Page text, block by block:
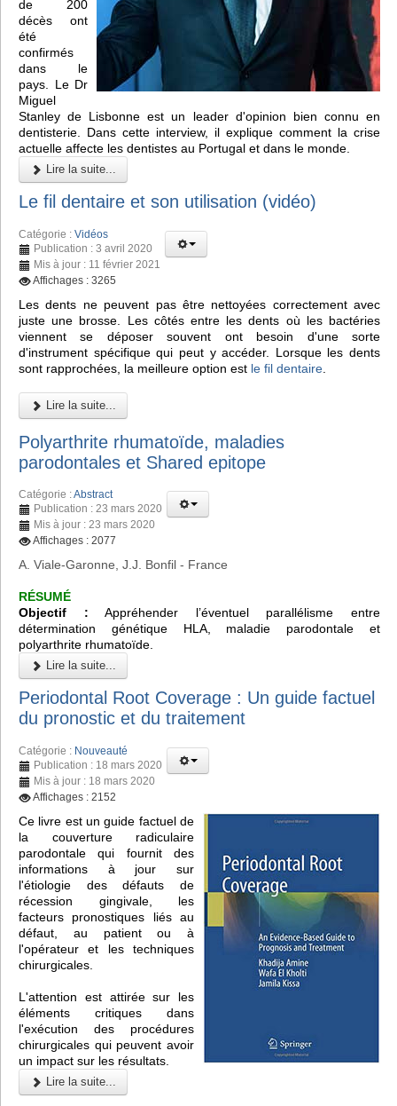
de 200
décès ont
été
confirmés
dans le
pays. Le Dr
Miguel
Stanley de Lisbonne est un leader d'opinion bien connu en
dentisterie. Dans cette interview, il explique comment la crise
actuelle affecte les dentistes au Portugal et dans le monde.
Lire la suite...
Le fil dentaire et son utilisation (vidéo)
Catégorie : Vidéos
Publication : 3 avril 2020
Mis à jour : 11 février 2021
Affichages : 3265
Les dents ne peuvent pas être nettoyées correctement avec
juste une brosse. Les côtés entre les dents où les bactéries
viennent se déposer souvent ont besoin d'une sorte
d'instrument spécifique qui peut y accéder. Lorsque les dents
sont rapprochées, la meilleure option est le fil dentaire
Lire la suite...
Polyarthrite rhumatoïde, maladies
parodontales et Shared epitope
Catégorie :Abstract
Publication : 23 mars 2020
Mis à jour : 23 mars 2020
Affichages : 2077
A. Viale-Garonne, J.J. Bonfil - France
RÉSUMÉ
Objectif : Appréhender l’éventuel parallélisme entre
détermination génétique HLA, maladie parodontale et
polyarthrite rhumatoïde.
Lire la suite...
Periodontal Root Coverage : Un guide factuel
du pronostic et du traitement
Catégorie : Nouveauté
Publication : 18 mars 2020
Mis à jour : 18 mars 2020
Affichages : 2152
Ce livre est un guide factuel de
la couverture radiculaire
parodontale qui fournit des
informations à jour sur
l'étiologie des défauts de
récession gingivale, les
facteurs pronostiques liés au
défaut, au patient ou à
l'opérateur et les techniques
chirurgicales.
L'attention est attirée sur les
éléments critiques dans
l'exécution des procédures
chirurgicales qui peuvent avoir
un impact sur les résultats.
Lire la suite...